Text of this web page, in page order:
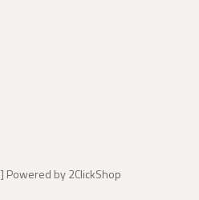
] Powered by2ClickShop